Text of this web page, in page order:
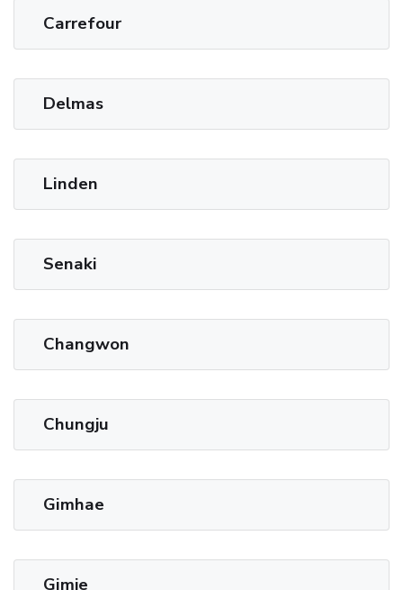
Carrefour
Delmas
Linden
Senaki
Changwon
Chungju
Gimhae
Gimje